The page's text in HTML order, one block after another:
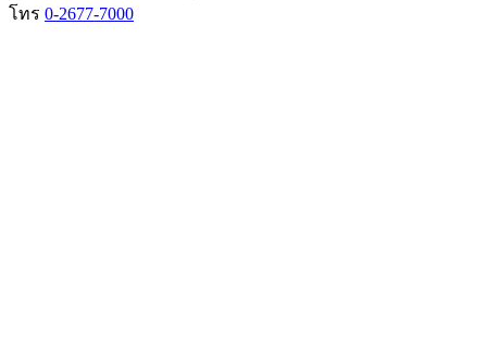
โทร 0-2677-7000